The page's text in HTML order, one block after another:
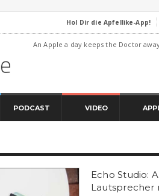
Hol Dir die Apfellike-App!
An Apple a day keeps the Doctor
PODCAST VIDEO
Echo Studio:
Lautsprecher